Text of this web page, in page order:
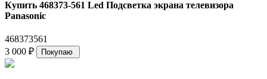
Купить 468373-561 Led Подсветка экрана телевизора
Panasonic
468373561
3 000 ₽